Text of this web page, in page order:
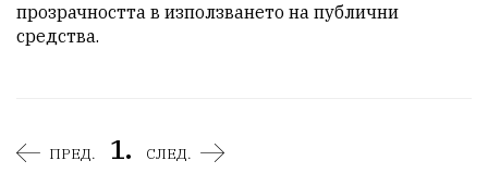
прозрачността в използването на публични
средства.
ПРЕД. 1. СЛЕД.